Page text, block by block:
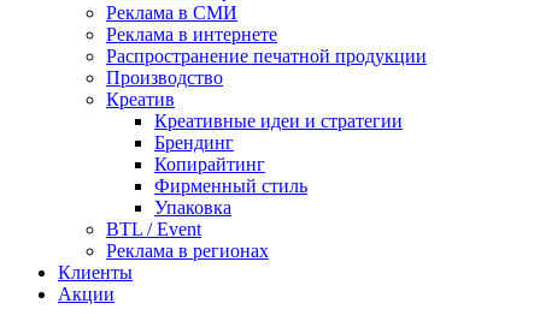
Реклама в СМИ
Реклама в интернете
Распространение печатной продукции
Производство
Креатив
Креативные идеи и стратегии
Брендинг
Копирайтинг
Фирменный стиль
Упаковка
BTL / Event
Реклама в регионах
Клиенты
Акции